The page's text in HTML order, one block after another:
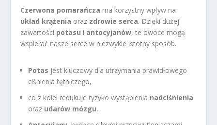
Czerwona pomarańcza ma korzystny wpływ na
układ krążenia oraz zdrowie serca. Dzięki dużej
zawartości potasu i antocyjanów, te owoce mogą
wspierać nasze serce w niezwykle istotny sposób.
Potas jest kluczowy dla utrzymania prawidłowego
ciśnienia tętniczego,
co z kolei redukuje ryzyko wystąpienia nadciśnienia
oraz udarów mózgu,